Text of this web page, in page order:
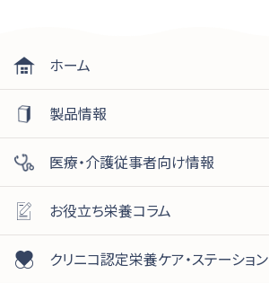
ホーム
製品情報
医療・介護従事者向け情報
お役立ち栄養コラム
クリニコ認定栄養ケア・ステーション